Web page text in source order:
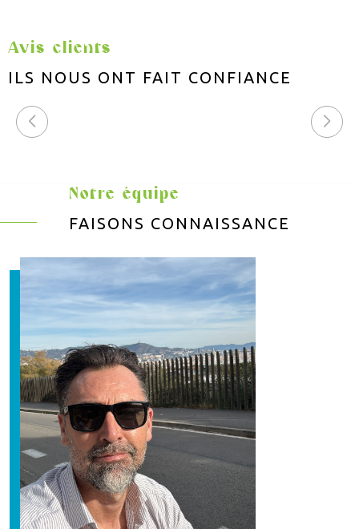
Avis clients
ILS NOUS ONT FAIT CONFIANCE
Notre équipe
FAISONS CONNAISSANCE